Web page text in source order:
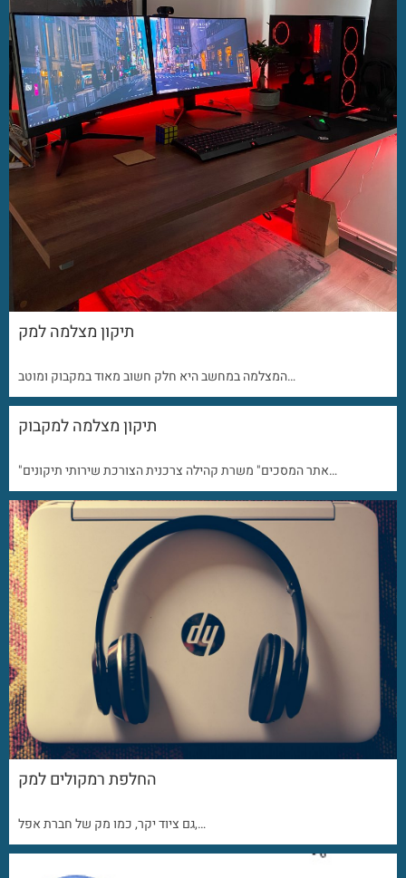
תיקון מצלמה למק
המצלמה במחשב היא חלק חשוב מאוד במקבוק ומוטב…
תיקון מצלמה למקבוק
"אתר המסכים" משרת קהילה צרכנית הצורכת שירותי תיקונים…
החלפת רמקולים למק
גם ציוד יקר, כמו מק של חברת אפל,…